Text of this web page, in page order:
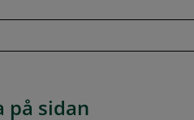
på sidan